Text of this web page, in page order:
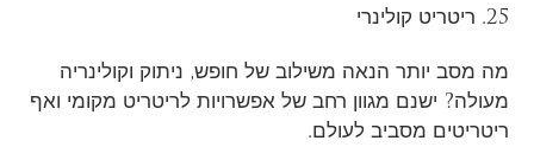
25. ריטריט קולינרי
מה מסב יותר הנאה משילוב של חופש, ניתוק וקולינריה
מעולה? ישנם מגוון רחב של אפשרויות לריטריט מקומי ואף
ריטריטים מסביב לעולם.